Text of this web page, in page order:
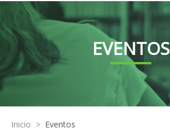
EVENTOS
Inicio > Eventos